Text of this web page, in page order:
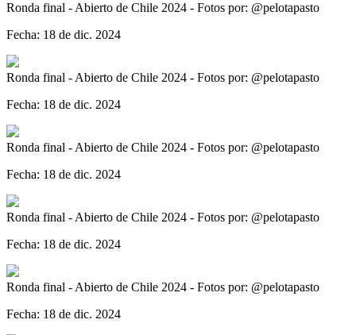
Ronda final - Abierto de Chile 2024 - Fotos por: @pelotapasto
Fecha: 18 de dic. 2024
Ronda final - Abierto de Chile 2024 - Fotos por: @pelotapasto
Fecha: 18 de dic. 2024
Ronda final - Abierto de Chile 2024 - Fotos por: @pelotapasto
Fecha: 18 de dic. 2024
Ronda final - Abierto de Chile 2024 - Fotos por: @pelotapasto
Fecha: 18 de dic. 2024
Ronda final - Abierto de Chile 2024 - Fotos por: @pelotapasto
Fecha: 18 de dic. 2024